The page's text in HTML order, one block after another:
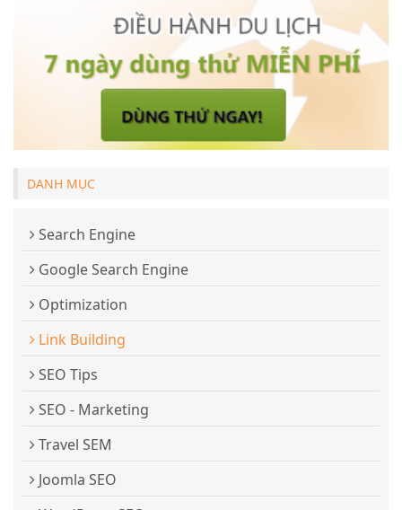
DANH MỤC
Search Engine
Google Search Engine
Optimization
Link Building
SEO Tips
SEO - Marketing
Travel SEM
Joomla SEO